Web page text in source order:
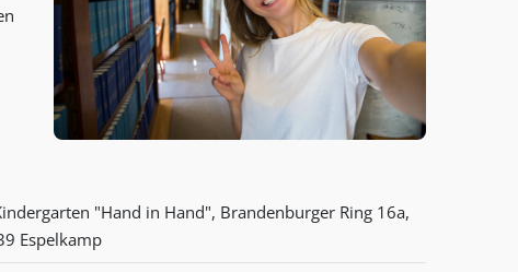
"Hand in Hand", Brandenburger Ring 16a,
Espelkamp